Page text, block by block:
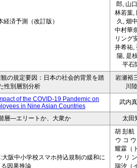
経済予測（改訂版）
郎, 山
林若葉,
久, 畑
中村華
リング
井希祐,
陽, 是
平石
の規定要因：日本の社会的背景を踏
性別層別分析
岩瀬裕
川
of the COVID‑19 Pandemic on
in Nine Asian Countries
武内
層―エリートか、大衆か 太田
阪中小学校スマホ持込規制の緩和に
る因果推論
胡 彭航
ウ コ
耀霖（
ウ リ
瑞汐（